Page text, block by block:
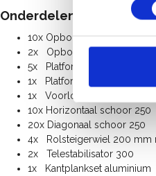
Onderdelenlijst:
10x Opbouwframe 135-28-7
2x Opbouwframe 135-28-4
5x Platform 250
1x Platform met luik 250
1x Voorloopleuning 250
10x Horizontaal schoor 250
20x Diagonaal schoor 250
4x Rolsteigerwiel 200 mm
2x Telestabilisator 300
1x Kantplankset aluminium